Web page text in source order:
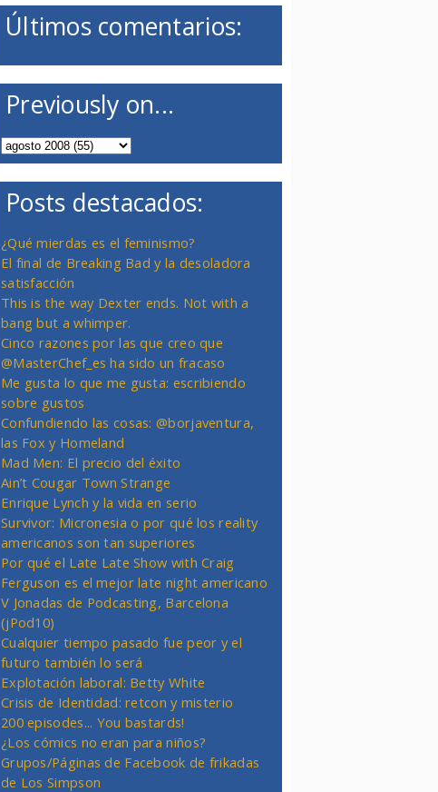
Últimos comentarios:
Previously on...
Posts destacados:
¿Qué mierdas es el feminismo?
El final de Breaking Bad y la desoladora
satisfacción
This is the way Dexter ends. Not with a
bang but a whimper.
Cinco razones por las que creo que
@MasterChef_es ha sido un fracaso
Me gusta lo que me gusta: escribiendo
sobre gustos
Confundiendo las cosas: @borjaventura,
las Fox y Homeland
Mad Men: El precio del éxito
Ain’t Cougar Town Strange
Enrique Lynch y la vida en serio
Survivor: Micronesia o por qué los reality
americanos son tan superiores
Por qué el Late Late Show with Craig
Ferguson es el mejor late night americano
V Jonadas de Podcasting, Barcelona
(jPod10)
Cualquier tiempo pasado fue peor y el
futuro también lo será
Explotación laboral: Betty White
Crisis de Identidad: retcon y misterio
200 episodes... You bastards!
¿Los cómics no eran para niños?
Grupos/Páginas de Facebook de frikadas
de Los Simpson